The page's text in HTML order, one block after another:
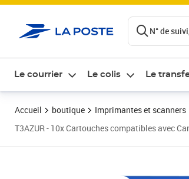
N° de
Le courrier Le colis Le
Accueil boutique Imprimantes et scanners
T3AZUR - 10x Cartouches compatibles avec